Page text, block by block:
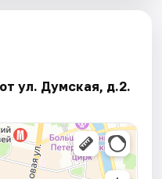
ул. Думская, д.2.